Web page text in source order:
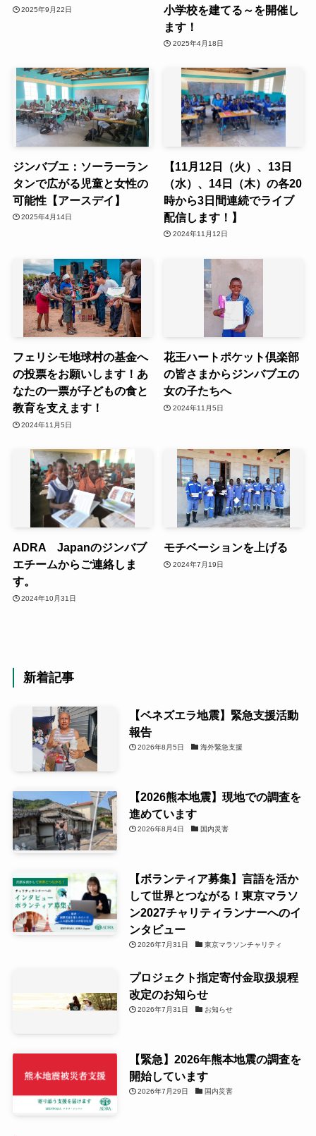
2025年9月22日
小学校を建てる～を開催し
ます！
2025年4月18日
ジンバブエ：ソーラーラン
タンで広がる児童と女性の
可能性【アースデイ】
2025年4月14日
【11月12日（火）、13日
（水）、14日（木）の各20
時から3日間連続でライブ
配信します！】
2024年11月12日
フェリシモ地球村の基金へ
の投票をお願いします！あ
なたの一票が子どもの食と
教育を支えます！
2024年11月5日
花王ハートポケット倶楽部
の皆さまからジンバブエの
女の子たちへ
2024年11月5日
ADRA Japanのジンバブ
エチームからご連絡しま
す。
2024年10月31日
モチベーションを上げる
2024年7月19日
新着記事
【ベネズエラ地震】緊急支援活動
報告
2026年8月5日 海外緊急支援
【2026熊本地震】現地での調査を
進めています
2026年8月4日 国内災害
【ボランティア募集】言語を活か
して世界とつながる！東京マラソ
ン2027チャリティランナーへのイ
ンタビュー
2026年7月31日 東京マラソンチャリティ
プロジェクト指定寄付金取扱規程
改定のお知らせ
2026年7月31日 お知らせ
【緊急】2026年熊本地震の調査を
開始しています
2026年7月29日 国内災害